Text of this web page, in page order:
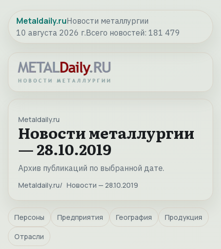
Metaldaily.ruНовости металлургии
10 августа 2026 г.Всего новостей: 181 479
Metaldaily.ru
Новости металлургии
— 28.10.2019
Архив публикаций по выбранной дате.
Metaldaily.ru Новости — 28.10.2019
Персоны Предприятия География Продукция
Отрасли